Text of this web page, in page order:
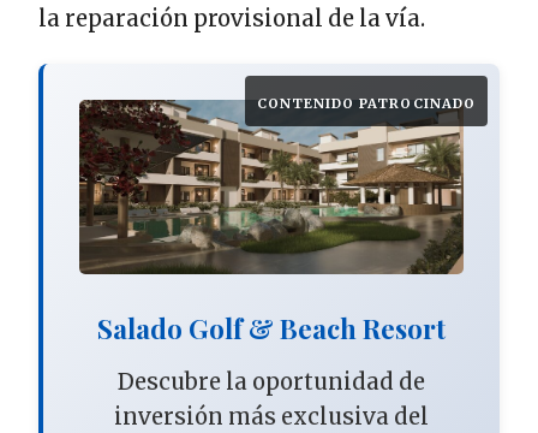
la reparación provisional de la vía.
CONTENIDO PATROCINADO
Salado Golf & Beach Resort
Descubre la oportunidad de
inversión más exclusiva del